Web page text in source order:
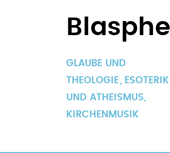
GLAUBE UND
THEOLOGIE
ESOTERIK
UND ATHEISMUS,
KIRCHENMUSIK